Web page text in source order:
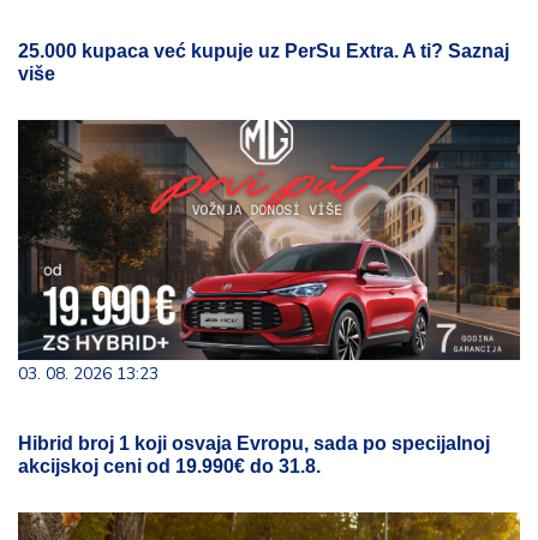
25.000 kupaca već kupuje uz PerSu Extra. A ti? Saznaj
više
03. 08. 2026 13:23
Hibrid broj 1 koji osvaja Evropu, sada po specijalnoj
akcijskoj ceni od 19.990€ do 31.8.